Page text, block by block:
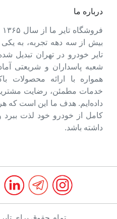
درباره ما
بیش از سه دهه تجربه، به
تایر خودرو در تهران تبدیل
شعبه پاسداران و شریعتی
همواره با ارائه محصولات
خدمات مطمئن، رضایت
داده‌ایم. هدف ما این است که هر
کامل از خودرو خود لذت ببرد
داشته باشد.